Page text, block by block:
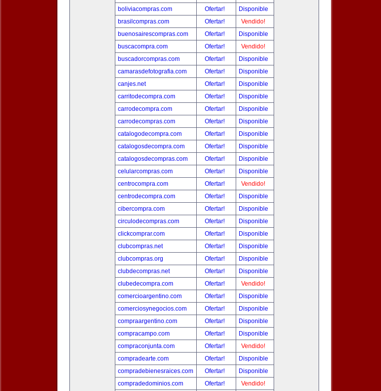
boliviacompras.com
Ofertar!
Disponible
brasilcompras.com
Ofertar!
Vendido!
buenosairescompras.com
Ofertar!
Disponible
buscacompra.com
Ofertar!
Vendido!
buscadorcompras.com
Ofertar!
Disponible
camarasdefotografia.com
Ofertar!
Disponible
canjes.net
Ofertar!
Disponible
carritodecompra.com
Ofertar!
Disponible
carrodecompra.com
Ofertar!
Disponible
carrodecompras.com
Ofertar!
Disponible
catalogodecompra.com
Ofertar!
Disponible
catalogosdecompra.com
Ofertar!
Disponible
catalogosdecompras.com
Ofertar!
Disponible
celularcompras.com
Ofertar!
Disponible
centrocompra.com
Ofertar!
Vendido!
centrodecompra.com
Ofertar!
Disponible
cibercompra.com
Ofertar!
Disponible
circulodecompras.com
Ofertar!
Disponible
clickcomprar.com
Ofertar!
Disponible
clubcompras.net
Ofertar!
Disponible
clubcompras.org
Ofertar!
Disponible
clubdecompras.net
Ofertar!
Disponible
clubedecompra.com
Ofertar!
Vendido!
comercioargentino.com
Ofertar!
Disponible
comerciosynegocios.com
Ofertar!
Disponible
compraargentino.com
Ofertar!
Disponible
compracampo.com
Ofertar!
Disponible
compraconjunta.com
Ofertar!
Vendido!
compradearte.com
Ofertar!
Disponible
compradebienesraices.com
Ofertar!
Disponible
compradedominios.com
Ofertar! Vendido!